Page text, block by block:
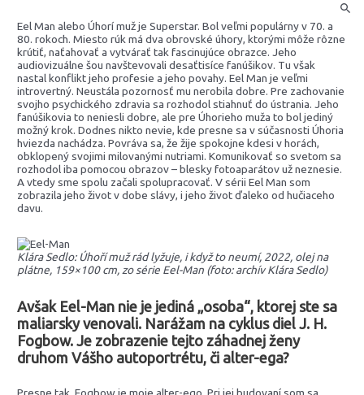
Eel Man alebo Úhorí muž je Superstar. Bol veľmi populárny v 70. a
80. rokoch. Miesto rúk má dva obrovské úhory, ktorými môže rôzne
krútiť, naťahovať a vytvárať tak fascinujúce obrazce. Jeho
audiovizuálne šou navštevovali desaťtisíce fanúšikov. Tu však
nastal konflikt jeho profesie a jeho povahy. Eel Man je veľmi
introvertný. Neustála pozornosť mu nerobila dobre. Pre zachovanie
svojho psychického zdravia sa rozhodol stiahnuť do ústrania. Jeho
fanúšikovia to neniesli dobre, ale pre Úhorieho muža to bol jediný
možný krok. Dodnes nikto nevie, kde presne sa v súčasnosti Úhoria
hviezda nachádza. Povráva sa, že žije spokojne kdesi v horách,
obklopený svojimi milovanými nutriami. Komunikovať so svetom sa
rozhodol iba pomocou obrazov – blesky fotoaparátov už neznesie.
A vtedy sme spolu začali spolupracovať. V sérii Eel Man som
zobrazila jeho život v dobe slávy, i jeho život ďaleko od hučiaceho
davu.
Klára Sedlo: Úhoří muž rád lyžuje, i když to neumí, 2022, olej na
plátne, 159×100 cm, zo série Eel-Man (foto: archív Klára Sedlo)
Avšak Eel-Man nie je jediná „osoba“, ktorej ste sa
maliarsky venovali. Narážam na cyklus diel J. H.
Fogbow. Je zobrazenie tejto záhadnej ženy
druhom Vášho autoportrétu, či alter-ega?